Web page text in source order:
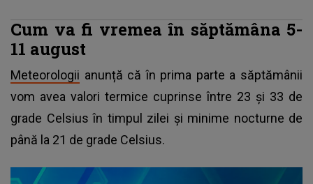
Cum va fi vremea în săptămâna 5-
11 august
Meteorologii anunță că în prima parte a săptămânii
vom avea valori termice cuprinse între 23 și 33 de
grade Celsius în timpul zilei și minime nocturne de
până la 21 de grade Celsius.